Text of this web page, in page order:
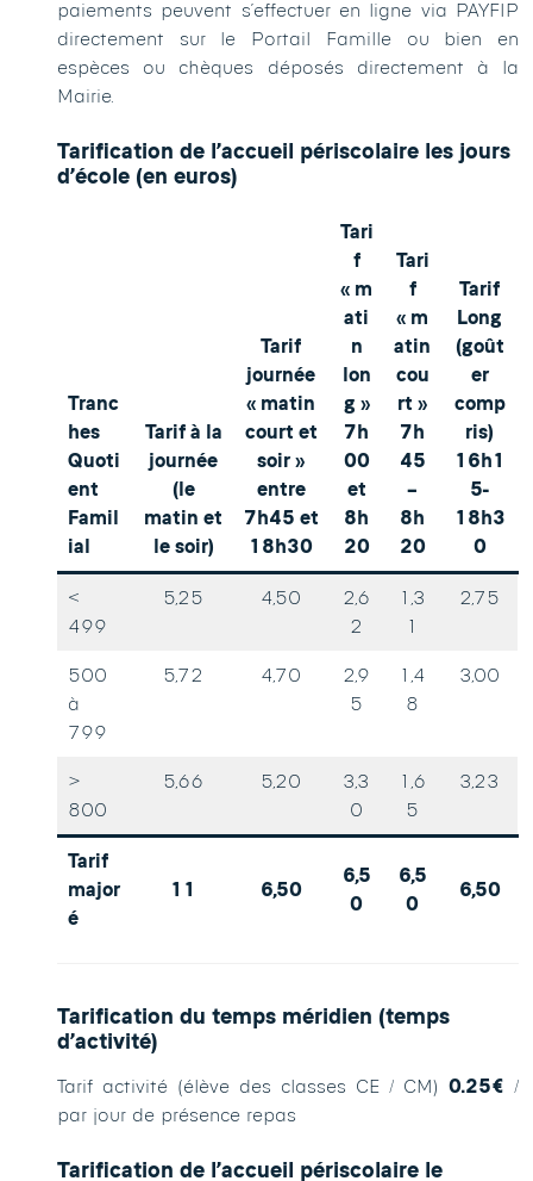
paiements peuvent s’effectuer en ligne via PAYFIP
directement sur le Portail Famille ou bien en
espèces ou chèques déposés directement à la
Mairie.
Tarification de l’accueil périscolaire les jours
d’école (en euros)
Tranc
hes
Quoti
ent
Famil
ial
Tarif à la
journée
(le
matin et
le soir)
Tarif
journée
« matin
court et
soir »
entre
7h45 et
18h30
Tari
f
« m
ati
n
lon
g »
7h
00
et
8h
20
Tari
f
« m
atin
cou
rt »
7h
45
–
8h
20
Tarif
Long
(goût
er
comp
ris)
16h1
5-
18h3
0
<
499
5,25 4,50
2,6
2
1,3
1
2,75
500
à
799
5,72 4,70
2,9
5
1,4
8
3,00
>
800
5,66 5,20
3,3
0
1,6
5
3,23
Tarif
major
é
11 6,50
6,5
0
6,5
0
6,50
Tarification du temps méridien (temps
d’activité)
Tarif activité (élève des classes CE / CM) 0.25€ /
par jour de présence repas
Tarification de l’accueil périscolaire le